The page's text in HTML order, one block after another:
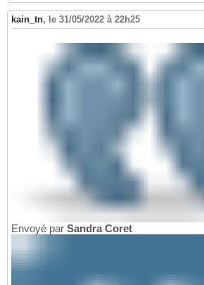
kain_tn, le 31/05/2022 à 22h25
Envoyé par Sandra Coret